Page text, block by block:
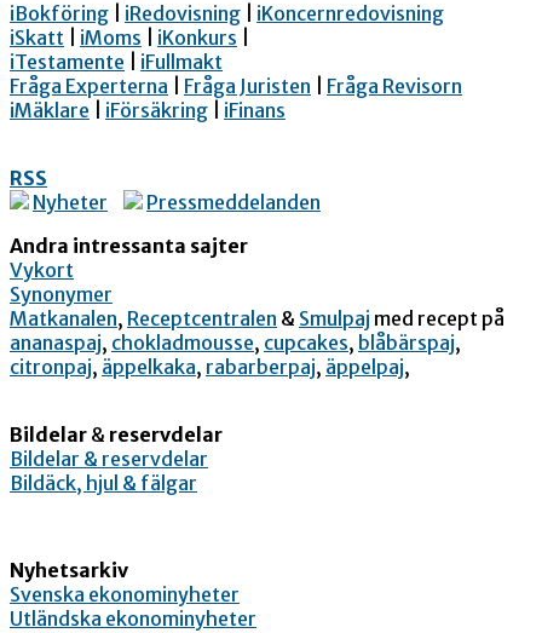
iBokföring
iRedovisning
iKoncernredovisning
iSkatt
iMoms iKonkurs
iTestamente
iFullmakt
Fråga Experterna
Fråga Juristen
Fråga Revisorn
iMäklare
iFörsäkring iFinans
RSS
Nyheter
Pressmeddelanden
Andra intressanta sajter
Vykort
Synonymer
Matkanalen, Receptcentralen & Smulpaj med recept på
ananaspaj, chokladmousse, cupcakes, blåbärspaj,
citronpaj, äppelkaka, rabarberpaj, äppelpaj,
Bildelar & reservdelar
Bildelar & reservdelar
Bildäck, hjul & fälgar
Nyhetsarkiv
Svenska ekonominyheter
Utländska ekonominyheter